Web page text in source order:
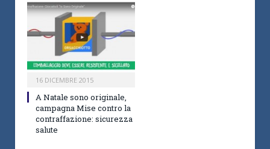
16 DICEMBRE 2015
A Natale sono originale,
campagna Mise contro la
contraffazione: sicurezza
salute